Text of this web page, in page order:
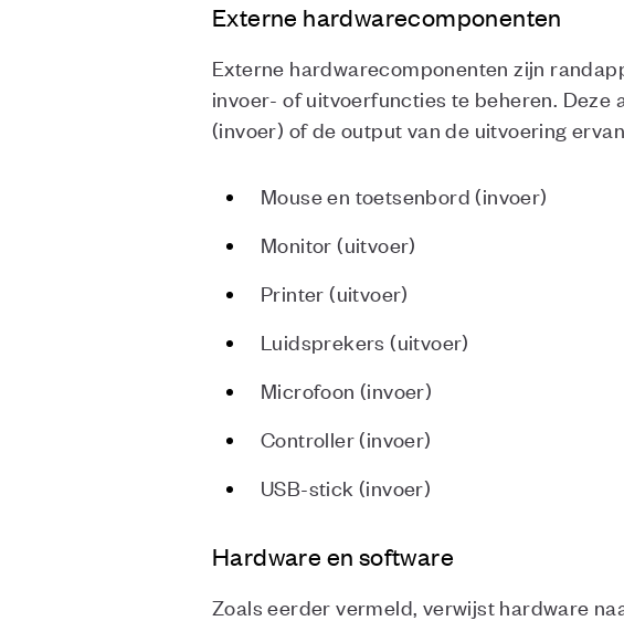
Externe hardwarecomponenten
Externe hardwarecomponenten zijn
invoer- of uitvoerfuncties te beheren.
(invoer) of de output van de uitvoering
Mouse en toetsenbord (invoer)
Monitor (uitvoer)
Printer (uitvoer)
Luidsprekers (uitvoer)
Microfoon (invoer)
Controller (invoer)
USB-stick (invoer)
Hardware en software
Zoals eerder vermeld, verwijst hardware